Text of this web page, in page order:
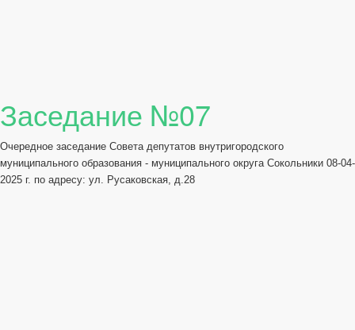
Заседание №07
Очередное заседание Совета депутатов внутригородского
муниципального образования - муниципального округа Сокольники 08-04-
2025 г. по адресу: ул. Русаковская, д.28